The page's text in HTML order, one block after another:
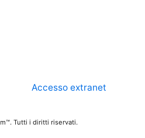
Accesso extranet
Tutti i diritti riservati.